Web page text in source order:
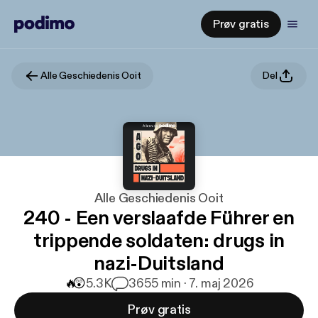
Prøv gratis
Alle Geschiedenis Ooit Del
Alle Geschiedenis Ooit
240 - Een verslaafde Führer en
trippende soldaten: drugs in
nazi-Duitsland
🔥😲5.3K 3655 min · 7. maj 2026
Prøv gratis